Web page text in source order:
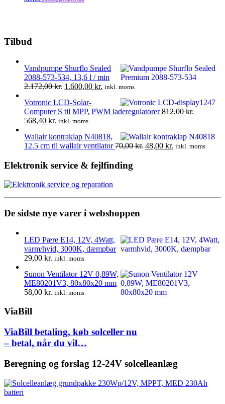
Tilbud
Vandpumpe Shurflo Sealed
2088-573-534, 13,6 l / min
2.172,00kr. Den
pris
var:
2.172,00 kr..
1.600,00 kr. Den
er:
inkl. moms
Votronic LCD-Solar-
Computer S til MPP, PWM laderegulatorer 812,00kr.
Den
pris
var:
568,40 kr. Den
pris
er:
inkl. moms
Wallair kontraklap N40818,
12.5 cm til wallair ventilator 70,00kr. Den
48,00 kr. Den
inkl. moms
Elektronik service & fejlfinding
De sidste nye varer i webshoppen
LED Pære E14, 12V, 4Watt,
varm/hvid, 3000K, dæmpbar
29,00 kr. inkl. moms
Sunon Ventilator 12V 0,89W,
ME80201V3, 80x80x20 mm
58,00 kr. inkl. moms
ViaBill
ViaBill betaling, køb solceller nu
– betal, når du vil…
Beregning og forslag 12-24V solcelleanlæg